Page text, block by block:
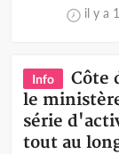
il y a
Info
Côte
le
série
tout au